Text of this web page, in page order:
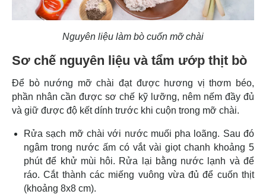
Nguyên liệu làm bò cuốn mỡ chài
Sơ chế nguyên liệu và tẩm ướp thịt bò
Để bò nướng mỡ chài đạt được hương vị thơm béo,
phần nhân cần được sơ chế kỹ lưỡng, nêm nếm đầy đủ
và giữ được độ kết dính trước khi cuộn trong mỡ chài.
Rửa sạch mỡ chài với nước muối pha loãng. Sau đó
ngâm trong nước ấm có vắt vài giọt chanh khoảng 5
phút để khử mùi hôi. Rửa lại bằng nước lạnh và để
ráo. Cắt thành các miếng vuông vừa đủ để cuốn thịt
(khoảng 8x8 cm).